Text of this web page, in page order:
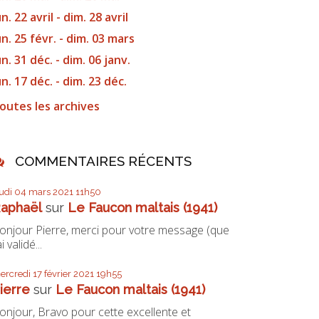
22 avril - dim. 28 avril
25 févr. - dim. 03 mars
31 déc. - dim. 06 janv.
17 déc. - dim. 23 déc.
les archives
COMMENTAIRES RÉCENTS
04 mars 2021 11h50
sur Le Faucon maltais (1941)
Pierre, merci pour votre message (que
validé...
17 février 2021 19h55
sur Le Faucon maltais (1941)
Bravo pour cette excellente et